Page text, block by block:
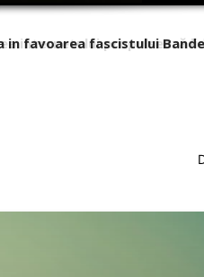
internetului propulsează